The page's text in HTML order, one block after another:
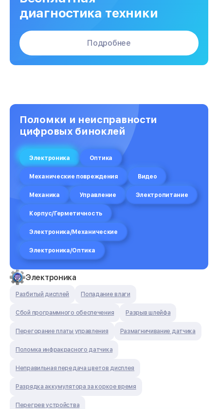
диагностика техники
Подробнее
Поломки и неисправности
цифровых биноклей
Электроника Оптика
Механические повреждения Видео
Механика Управление Электропитание
Корпус/Герметичность
Электроника/Механические
Электроника/Оптика
Электроника
Разбитый дисплей Попадание влаги
Сбой программного обеспечения Разрыв шлейфа
Перегорание платы управления Размагничивание датчика
Поломка инфракрасного датчика
Неправильная передача цветов дисплея
Разрядка аккумулятора за коркое время
Перегрев устройства